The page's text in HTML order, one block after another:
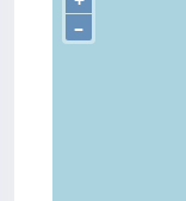
–